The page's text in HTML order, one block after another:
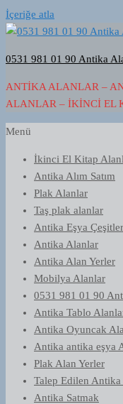
İçeriğe atla
0531 981 01 90 Antika
ANTIKA ALANLAR –
ALANLAR – İKINCI EL
Menü
İkinci El Kitap
Antika Alım Satım
Plak Alanlar
Taş plak alanlar
Antika Eşya
Antika Alanlar
Antika Alan Yerler
Mobilya Alanlar
0531 981 01 90
Antika Tablo
Antika Oyuncak
Antika antika eşya
Plak Alan Yerler
Talep Edilen Antika
Antika Satmak